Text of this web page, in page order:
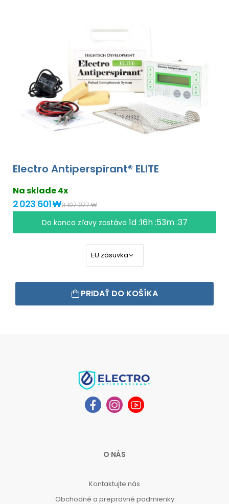
Electro Antiperspirant® ELITE
Na sklade 4x
2 023 601 ₩3 107 977 ₩
Do konca zľavy zostáva 1d :16h :53m :37
PRIDAŤ DO KOŠÍKA
O NÁS
Kontaktujte nás
Obchodné a prepravné podmienky